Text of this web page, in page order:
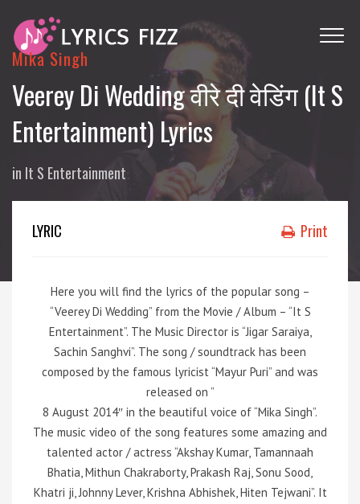
Mika Singh
Veerey Di Wedding वीरे दी वेडिंग (It S
Entertainment) Lyrics
in It S Entertainment
LYRIC Print
Here you will find the lyrics of the popular song –
“Veerey Di Wedding” from the Movie / Album – “It S
Entertainment”. The Music Director is “Jigar Saraiya,
Sachin Sanghvi”. The song / soundtrack has been
composed by the famous lyricist “Mayur Puri” and was
released on ”
8 August 2014″ in the beautiful voice of “Mika Singh”.
The music video of the song features some amazing and
talented actor / actress “Akshay Kumar, Tamannaah
Bhatia, Mithun Chakraborty, Prakash Raj, Sonu Sood,
Khatri ji, Johnny Lever, Krishna Abhishek, Hiten Tejwani”. It